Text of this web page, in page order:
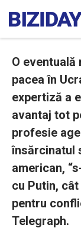
O eventuală
pacea în
expertiză a
avantaj tot
profesie
însărcinatul
american,
cu Putin,
pentru
Telegraph.